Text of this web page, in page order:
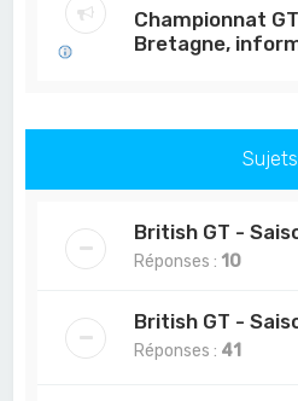
Championnat
Bretagne,
Sujets
British GT -
Réponses : 10
British GT -
Réponses : 41